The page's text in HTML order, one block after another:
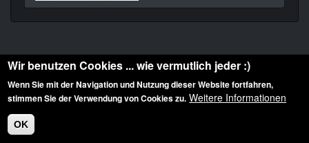
Diese Website ist urheberrechtlich geschützt: © 2010-2026 der Film Noir de. Alle
Rechte vorbehalten.
Wir benutzen Cookies ... wie vermutlich jeder :)
Wenn Sie mit der Navigation und Nutzung dieser Website fortfahren,
stimmen Sie der Verwendung von Cookies zu. Weitere Informationen
OK